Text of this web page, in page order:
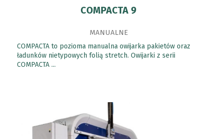
COMPACTA 9
MANUALNE
COMPACTA to pozioma manualna owijarka pakietów oraz
ładunków nietypowych folią stretch. Owijarki z serii
COMPACTA ...